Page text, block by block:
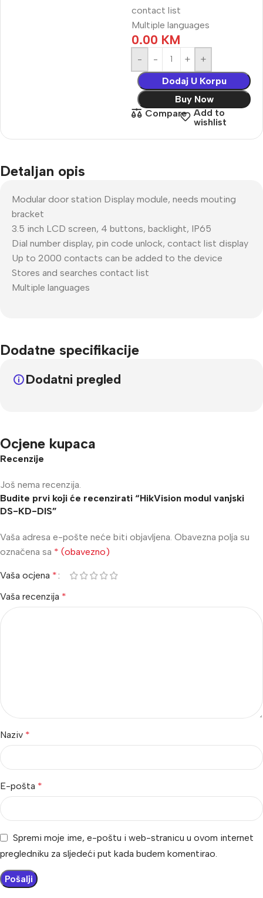
contact list
Multiple languages
0.00 KM
-
+
Dodaj U Korpu
Buy Now
Compare
Add to
wishlist
Detaljan opis
Modular door station Display module, needs mouting
bracket
3.5 inch LCD screen, 4 buttons, backlight, IP65
Dial number display, pin code unlock, contact list display
Up to 2000 contacts can be added to the device
Stores and searches contact list
Multiple languages
Dodatne specifikacije
Dodatni pregled
Ocjene kupaca
Recenzije
Još nema recenzija.
Budite prvi koji će recenzirati “HikVision modul vanjski
DS-KD-DIS”
Vaša adresa e-pošte neće biti objavljena. Obavezna polja su
označena sa * (obavezno)
Vaša ocjena *
Vaša recenzija *
Naziv *
E-pošta *
Spremi moje ime, e-poštu i web-stranicu u ovom internet
pregledniku za sljedeći put kada budem komentirao.